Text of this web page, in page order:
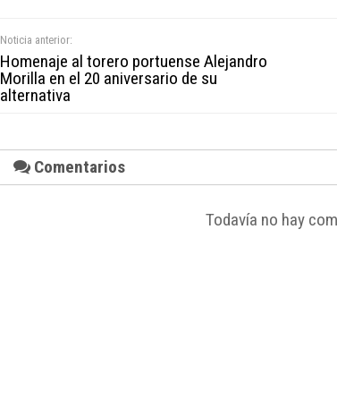
Noticia anterior:
Homenaje al torero portuense Alejandro
Morilla en el 20 aniversario de su
alternativa
Comentarios
Todavía no hay